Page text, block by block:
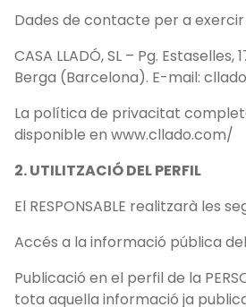
Dades de contacte per a exercir
CASA LLADÓ, SL – Pg. Estaselles,
Berga (Barcelona). E-mail:
La política de privacitat
disponible en www.cllado.com/
2. UTILITZACIÓ DEL PERFIL
El RESPONSABLE realitzarà les
Accés a la informació pública
Publicació en el perfil de la
tota aquella informació ja